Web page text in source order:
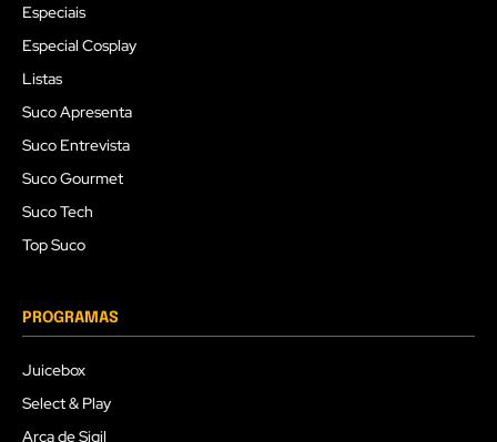
Especiais
Especial Cosplay
Listas
Suco Apresenta
Suco Entrevista
Suco Gourmet
Suco Tech
Top Suco
PROGRAMAS
Juicebox
Select & Play
Arca de Sigil